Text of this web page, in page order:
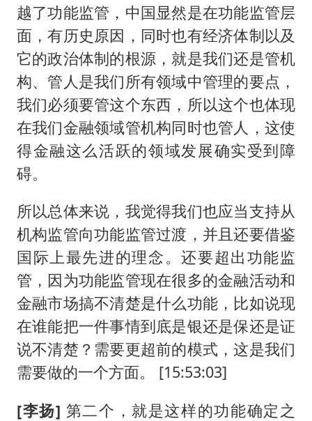
越了功能监管，中国显然是在功能监管层
面，有历史原因，同时也有经济体制以及
它的政治体制的根源，就是我们还是管机
构、管人是我们所有领域中管理的要点，
我们必须要管这个东西，所以这个也体现
在我们金融领域管机构同时也管人，这使
得金融这么活跃的领域发展确实受到障
碍。
所以总体来说，我觉得我们也应当支持从
机构监管向功能监管过渡，并且还要借鉴
国际上最先进的理念。还要超出功能监
管，因为功能监管现在很多的金融活动和
金融市场搞不清楚是什么功能，比如说现
在谁能把一件事情到底是银还是保还是证
说不清楚？需要更超前的模式，这是我们
需要做的一个方面。 [15:53:03]
[李扬] 第二个，就是这样的功能确定之